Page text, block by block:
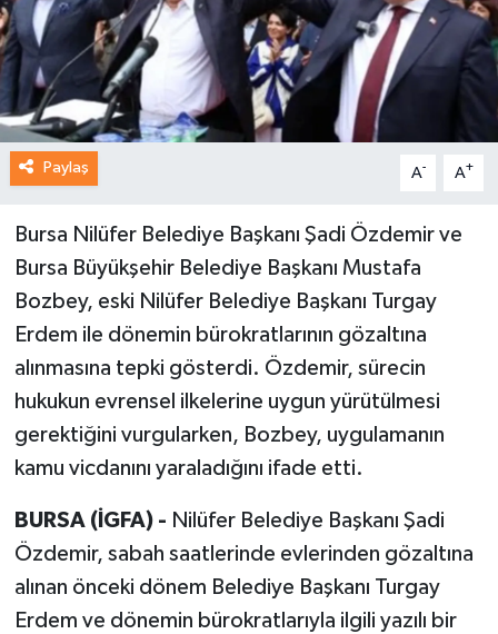
Paylaş A- A+
Bursa Nilüfer Belediye Başkanı Şadi Özdemir ve
Bursa Büyükşehir Belediye Başkanı Mustafa
Bozbey, eski Nilüfer Belediye Başkanı Turgay
Erdem ile dönemin bürokratlarının gözaltına
alınmasına tepki gösterdi. Özdemir, sürecin
hukukun evrensel ilkelerine uygun yürütülmesi
gerektiğini vurgularken, Bozbey, uygulamanın
kamu vicdanını yaraladığını ifade etti.
BURSA (İGFA) - Nilüfer Belediye Başkanı Şadi
Özdemir, sabah saatlerinde evlerinden gözaltına
alınan önceki dönem Belediye Başkanı Turgay
Erdem ve dönemin bürokratlarıyla ilgili yazılı bir